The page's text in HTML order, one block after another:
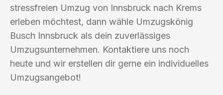
stressfreien Umzug von Innsbruck nach Krems
erleben möchtest, dann wähle Umzugskönig
Busch Innsbruck als dein zuverlässiges
Umzugsunternehmen. Kontaktiere uns noch
heute und wir erstellen dir gerne ein individuelles
Umzugsangebot!